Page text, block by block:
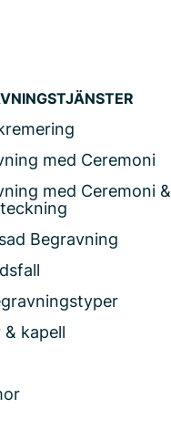
med Ceremoni
med Ceremoni &
Begravning
& kapell